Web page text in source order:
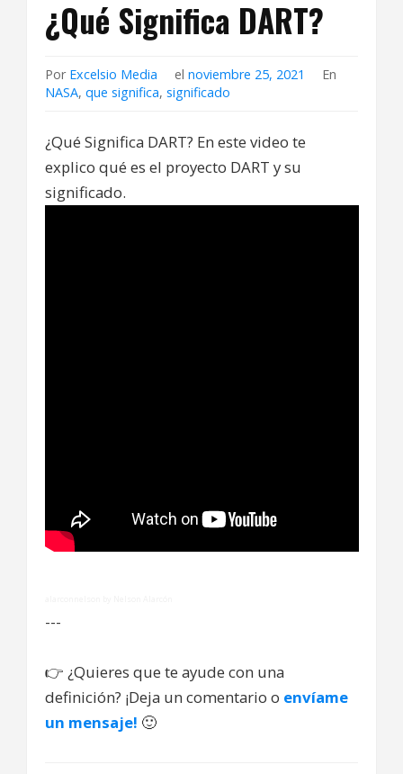
¿Qué Significa DART?
Por Excelsio Media elnoviembre 25, 2021
En
NASA, que significa, significado
¿Qué Significa DART? En este video te
explico qué es el proyecto DART y su
significado.
---
👉 ¿Quieres que te ayude con una
definición? ¡Deja un comentario o envíame
un mensaje! 🙂